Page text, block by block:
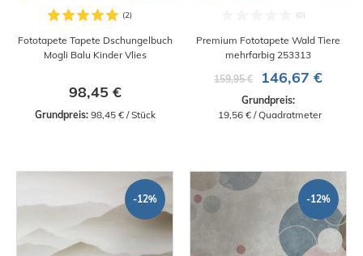
Fototapete Tapete Dschungelbuch
Mogli Balu Kinder Vlies
98,45 €
Grundpreis: 98,45 € / Stück
Premium Fototapete Wald Tiere
mehrfarbig 253313
159,95 €
146,67 €
Grundpreis:
19,56 € / Quadratmeter
-12% -12%